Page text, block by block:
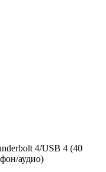
4/USB 4 (40
аудио)